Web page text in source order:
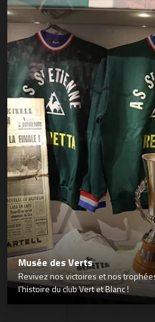
Musée des Verts
Revivez nos victoires et nos
l’histoire du club Vert et Blanc !